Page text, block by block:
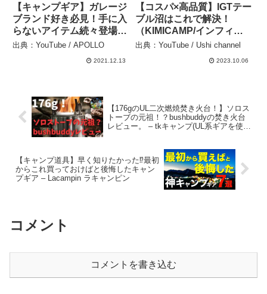
【キャンプギア】ガレージ
ブランド好き必見！手に入
らないアイテム続々登場！
– APOLLO
出典：YouTube / APOLLO
2021.12.13
【コスパ×高品質】IGTテー
ブル沼はこれで解決！
（KIMICAMP/インフィニ
ティテーブル） – Ushi
出典：YouTube / Ushi channel
2023.10.06
【176gのUL二次燃焼焚き火台！】ソロス
トーブの元祖！？bushbuddyの焚き火台
レビュー。 – tkキャンプ(UL系ギアを使っ
【キャンプ道具】早く知りたかった⁉️最初
からこれ買っておけばと後悔したキャン
プギア – Lacampin ラキャンピン
コメント
コメントを書き込む